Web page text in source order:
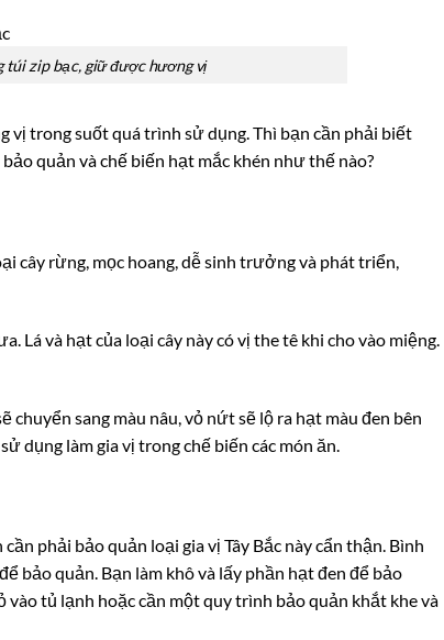
zip bạc, giữ được hương vị
trong suốt quá trình sử dụng. Thì bạn cần phải biết
quản và chế biến hạt mắc khén như thế nào?
cây rừng, mọc hoang, dễ sinh trưởng và phát triển,
Lá và hạt của loại cây này có vị the tê khi cho vào miệng.
chuyển sang màu nâu, vỏ nứt sẽ lộ ra hạt màu đen bên
dụng làm gia vị trong chế biến các món ăn.
phải bảo quản loại gia vị Tây Bắc này cẩn thận. Bình
bảo quản. Bạn làm khô và lấy phần hạt đen để bảo
tủ lạnh hoặc cần một quy trình bảo quản khắt khe và